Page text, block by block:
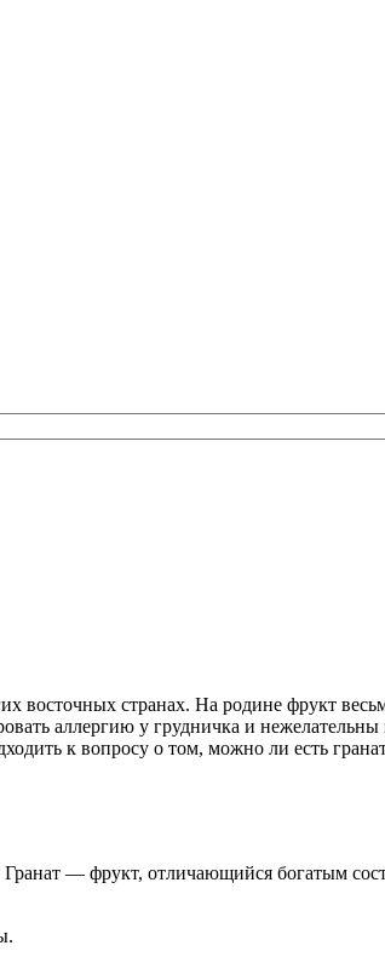
странах. На родине фрукт
аллергию у грудничка и
к вопросу о том, можно ли есть
— фрукт, отличающийся богатым